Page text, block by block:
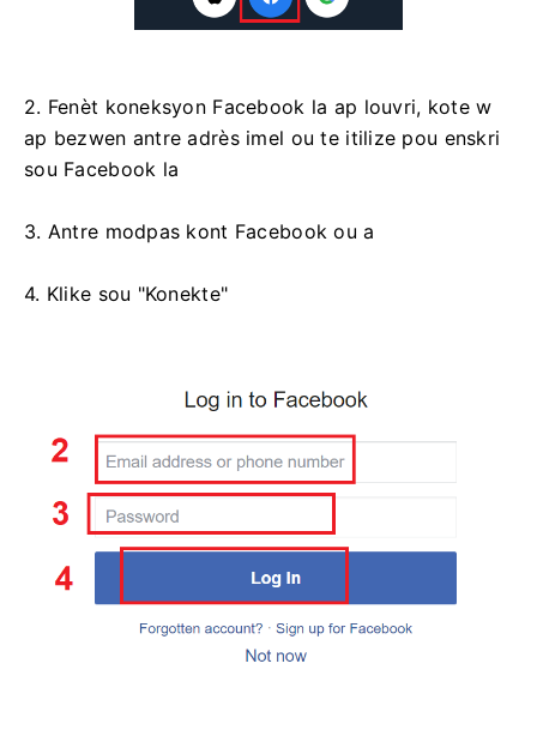
2. Fenèt koneksyon Facebook la ap louvri, kote w
ap bezwen antre adrès imel ou te itilize pou enskri
sou Facebook la
3. Antre modpas kont Facebook ou a
4. Klike sou "Konekte"